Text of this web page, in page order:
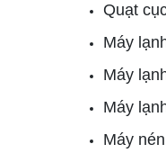
Quạt
Máy
Máy
Máy
Máy